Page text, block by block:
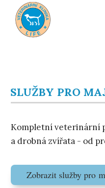
SLUŽBY PRO
Kompletní veterinární
a drobná zvířata - od
Zobrazit služby pro